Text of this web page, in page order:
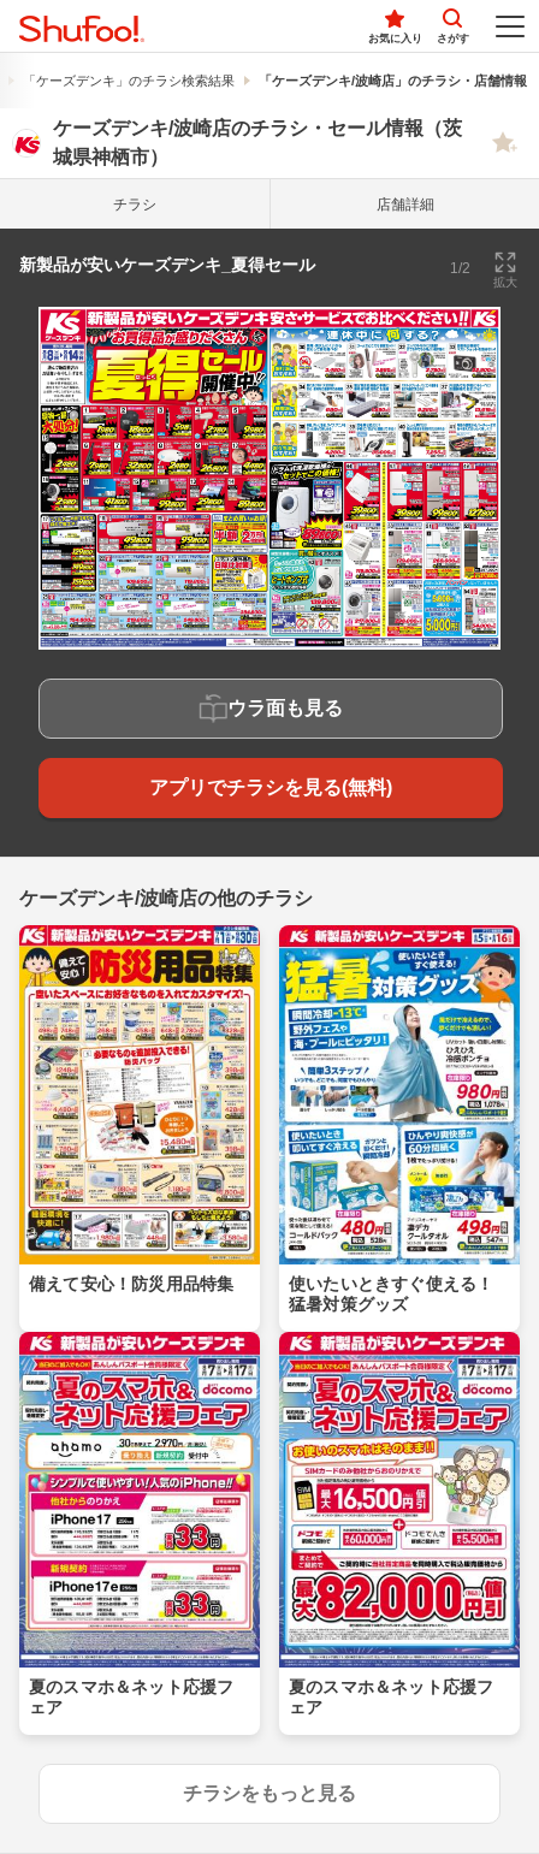
お気に入り さがす
「ケーズデンキ」のチラシ検索結果 「ケーズデンキ/波崎店」のチラシ・店舗情報
ケーズデンキ/波崎店のチラシ・セール情報（茨
城県神栖市）
チラシ 店舗詳細
新製品が安いケーズデンキ_夏得セール 1/2
拡大
ウラ面も見る
アプリでチラシを見る(無料)
ケーズデンキ/波崎店の他のチラシ
備えて安心！防災用品特集
使いたいときすぐ使える！
猛暑対策グッズ
夏のスマホ＆ネット応援フ
ェア
夏のスマホ＆ネット応援フ
ェア
チラシをもっと見る